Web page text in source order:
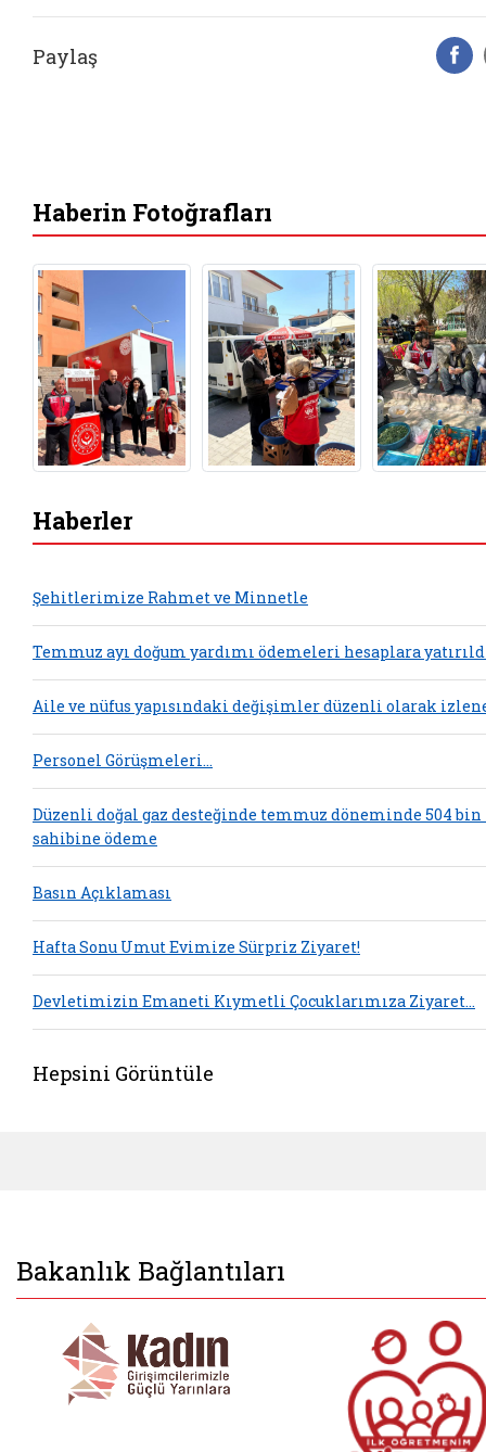
Paylaş
Haberin Fotoğrafları
Haberler
Şehitlerimize Rahmet ve Minnetle
Temmuz ayı doğum yardımı ödemeleri hesaplara
Aile ve nüfus yapısındaki değişimler düzenli olarak
Personel Görüşmeleri...
Düzenli doğal gaz desteğinde temmuz döneminde 504
sahibine ödeme
Basın Açıklaması
Hafta Sonu Umut Evimize Sürpriz Ziyaret!
Devletimizin Emaneti Kıymetli Çocuklarımıza Ziyaret…
Hepsini Görüntüle
Bakanlık Bağlantıları